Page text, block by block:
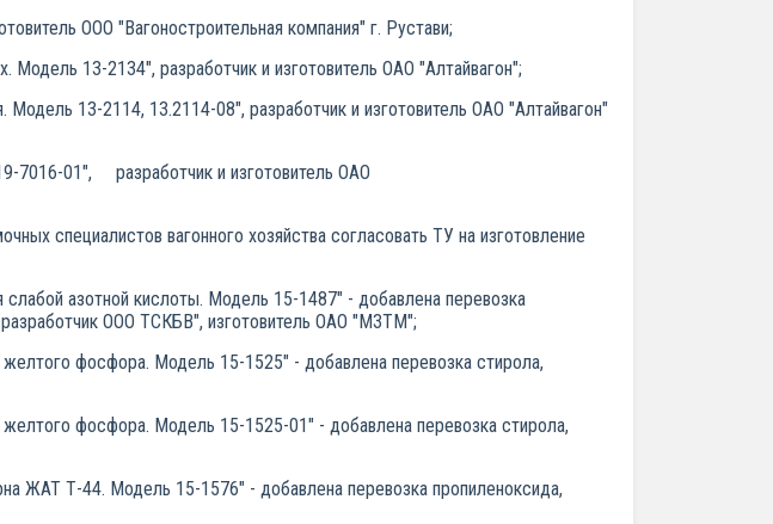
ООО "Вагоностроительная компания" г. Рустави;
13-2134", разработчик и изготовитель ОАО "Алтайвагон";
13-2114, 13.2114-08", разработчик и изготовитель ОАО "Алтайвагон"
7016-01", разработчик и изготовитель ОАО
специалистов вагонного хозяйства согласовать ТУ на изготовление
азотной кислоты. Модель 15-1487" - добавлена перевозка
разработчик ООО ТСКБВ", изготовитель ОАО "МЗТМ";
фосфора. Модель 15-1525" - добавлена перевозка стирола,
фосфора. Модель 15-1525-01" - добавлена перевозка стирола,
Т-44. Модель 15-1576" - добавлена перевозка пропиленоксида,